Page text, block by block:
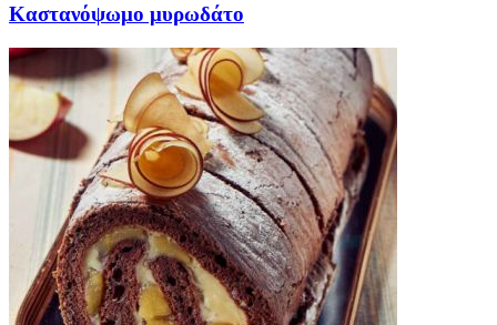
Καστανόψωμο μυρωδάτο